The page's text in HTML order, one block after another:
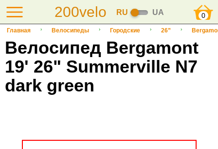
200velo RU UA 0
Главная Велосипеды Городские 26”
Велосипед Bergamont
19' 26" Summerville N7
dark green